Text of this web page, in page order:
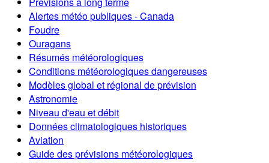
Alertes météo publiques - Canada
Foudre
Ouragans
Résumés météorologiques
Conditions météorologiques dangereuses
Modèles global et régional de prévision
Astronomie
Niveau d'eau et débit
Données climatologiques historiques
Aviation
Guide des prévisions météorologiques